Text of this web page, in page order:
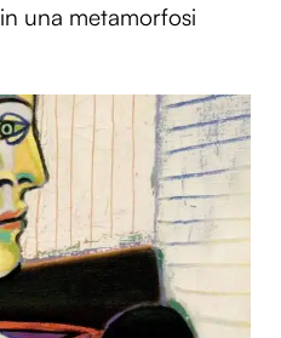
una metamorfosi